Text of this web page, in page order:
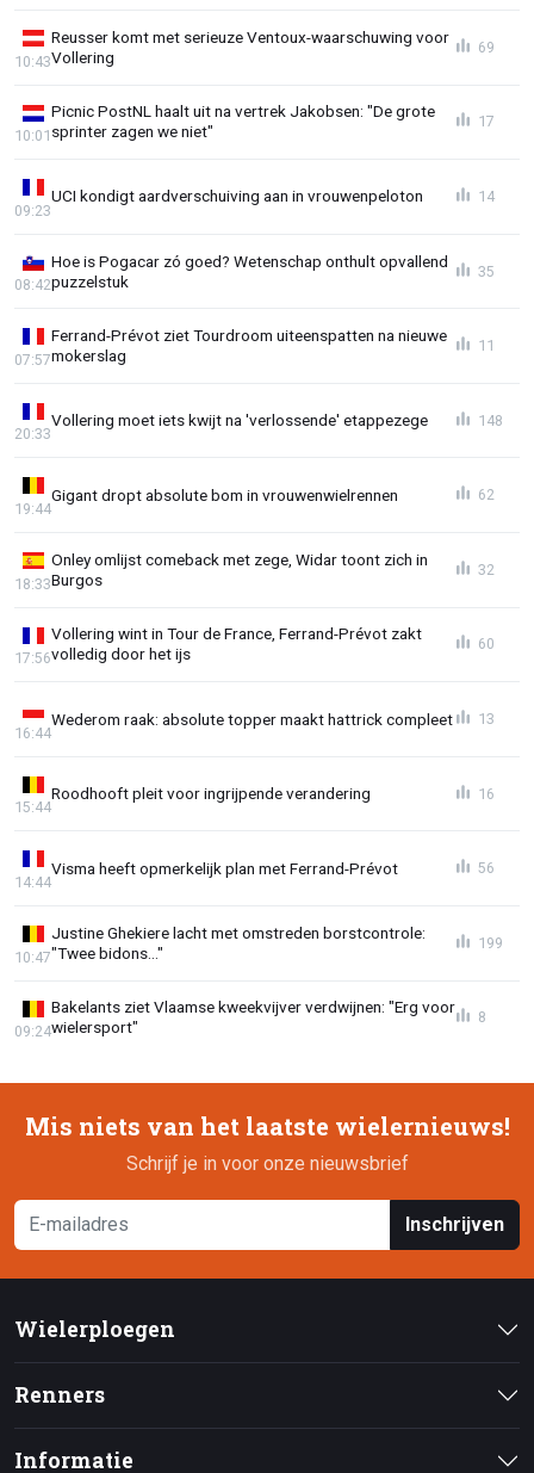
Reusser komt met serieuze Ventoux-waarschuwing voor
Vollering
10:43
69
Picnic PostNL haalt uit na vertrek Jakobsen: "De grote
sprinter zagen we niet"
10:01
17
UCI kondigt aardverschuiving aan in vrouwenpeloton
09:23
14
Hoe is Pogacar zó goed? Wetenschap onthult opvallend
puzzelstuk
08:42
35
Ferrand-Prévot ziet Tourdroom uiteenspatten na nieuwe
mokerslag
07:57
11
Vollering moet iets kwijt na 'verlossende' etappezege
20:33
148
Gigant dropt absolute bom in vrouwenwielrennen
19:44
62
Onley omlijst comeback met zege, Widar toont zich in
Burgos
18:33
32
Vollering wint in Tour de France, Ferrand-Prévot zakt
volledig door het ijs
17:56
60
Wederom raak: absolute topper maakt hattrick compleet
16:44
13
Roodhooft pleit voor ingrijpende verandering
15:44
16
Visma heeft opmerkelijk plan met Ferrand-Prévot
14:44
56
Justine Ghekiere lacht met omstreden borstcontrole:
"Twee bidons..."
10:47
199
Bakelants ziet Vlaamse kweekvijver verdwijnen: "Erg voor
wielersport"
09:24
8
Mis niets van het laatste wielernieuws!
Schrijf je in voor onze nieuwsbrief
Inschrijven
Wielerploegen
Renners
Informatie